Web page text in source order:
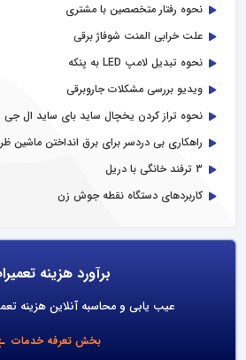
نحوه رفتار متخصصین با مشتری
علت خرابی المنت شوفاژ برقی
نحوه تبدیل لامپ LED به پنکه
ویدیو بررسی مشکلات جاروبرقی
نحوه تراز کردن یخچال ساید بای ساید ال جی
راهکاری بی دردسر برای برق انداختن ماشین
3 ترفند خانگی با دریل
کاربردهای دستگاه نقطه جوش زن
برآورد هزینه
عیب یابی و محاسبه آنلاین هزینه
بخش تعرفه خدمات